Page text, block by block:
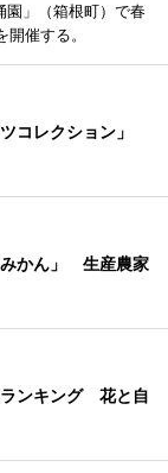
園」（箱根町）で春
催する。
コレクション」
みかん」 生産農家
ンキング 花と自